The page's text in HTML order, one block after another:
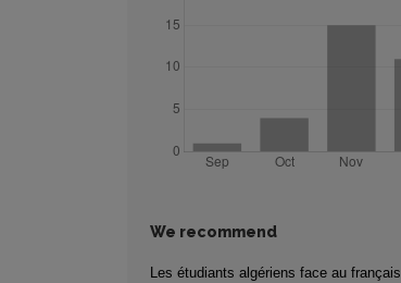
We recommend
Les étudiants algériens face au français